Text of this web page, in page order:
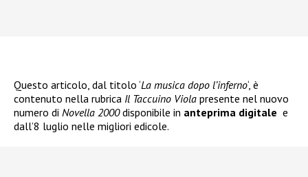
Questo articolo, dal titolo ‘La musica dopo l’inferno‘, è
contenuto nella rubrica Il Taccuino Viola presente nel nuovo
numero di Novella 2000disponibile in anteprima digitale e
dall’8 luglio nelle migliori edicole.